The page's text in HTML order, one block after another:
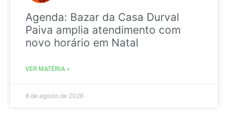
Agenda: Bazar da Casa Durval
Paiva amplia atendimento com
novo horário em Natal
VER MATÉRIA »
8 de agosto de 2026